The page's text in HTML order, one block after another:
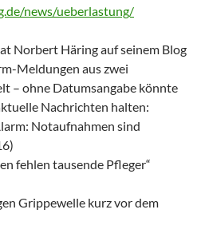
news/ueberlastung/
Norbert Häring auf seinem Blog
Meldungen aus zwei
– ohne Datumsangabe könnte
Nachrichten halten:
Notaufnahmen sind
fehlen tausende Pfleger“
Grippewelle kurz vor dem